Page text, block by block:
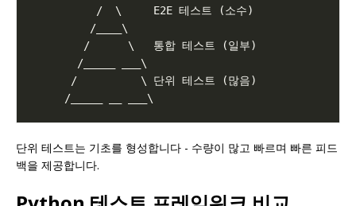
단위 테스트는 기초를 형성합니다 - 수량이 많고 빠르며 빠른 피드
백을 제공합니다.